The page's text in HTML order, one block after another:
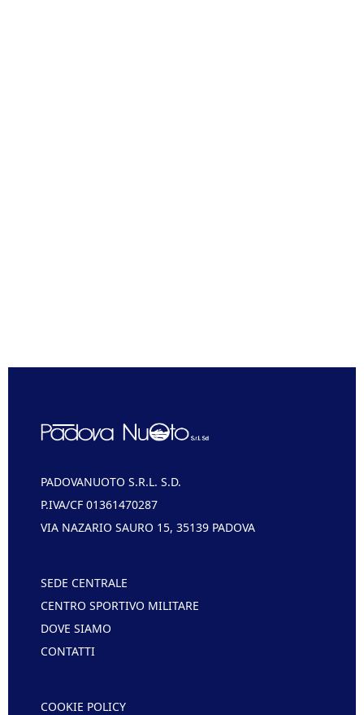
PADOVANUOTO S.R.L. S.D.
P.IVA/CF 01361470287
VIA NAZARIO SAURO 15, 35139 PADOVA
SEDE CENTRALE
CENTRO SPORTIVO MILITARE
DOVE SIAMO
CONTATTI
COOKIE POLICY